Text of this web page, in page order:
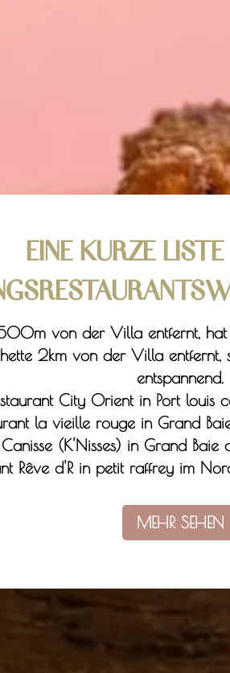
EINE KURZE
von der Villa entfernt, hat
2km von der Villa entfernt,
entspannend.
City Orient in Port louis
la vieille rouge in Grand
Canisse (K'Nisses) in Grand
Rêve d'R in petit raffrey im
MEHR SEHEN